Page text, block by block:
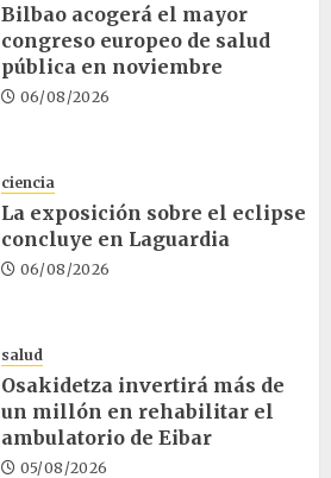
Bilbao acogerá el mayor
congreso europeo de salud
pública en noviembre
06/08/2026
ciencia
La exposición sobre el eclipse
concluye en Laguardia
06/08/2026
salud
Osakidetza invertirá más de
un millón en rehabilitar el
ambulatorio de Eibar
05/08/2026